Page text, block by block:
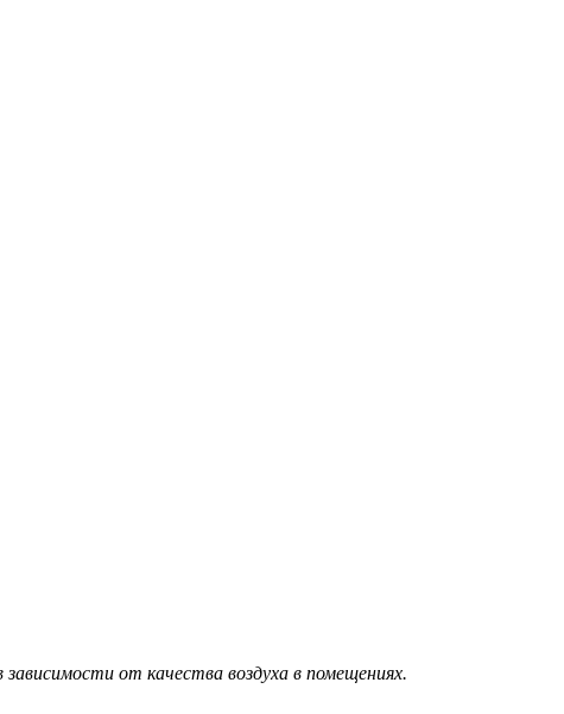
от качества воздуха в помещениях.